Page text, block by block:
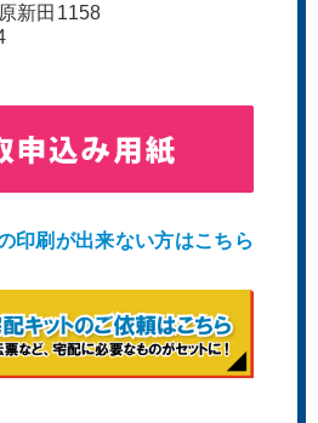
新田1158
印刷が出来ない方はこちら